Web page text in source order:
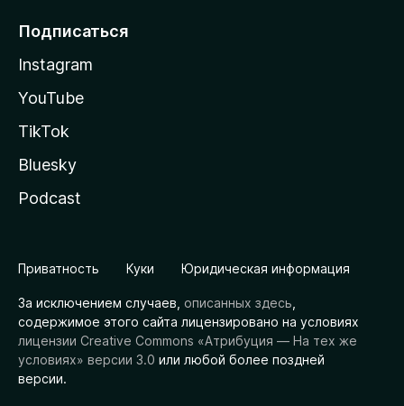
Подписаться
Instagram
YouTube
TikTok
Bluesky
Podcast
Приватность Куки Юридическая информация
За исключением случаев, описанных здесь
содержимое этого сайта лицензировано на условиях
лицензии Creative Commons «Атрибуция — На тех же
условиях» версии 3.0 или любой более поздней
версии.